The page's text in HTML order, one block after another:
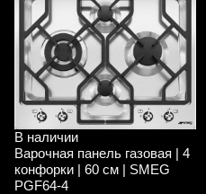
В наличии
Варочная панель газовая | 4
конфорки | 60 см | SMEG
PGF64-4